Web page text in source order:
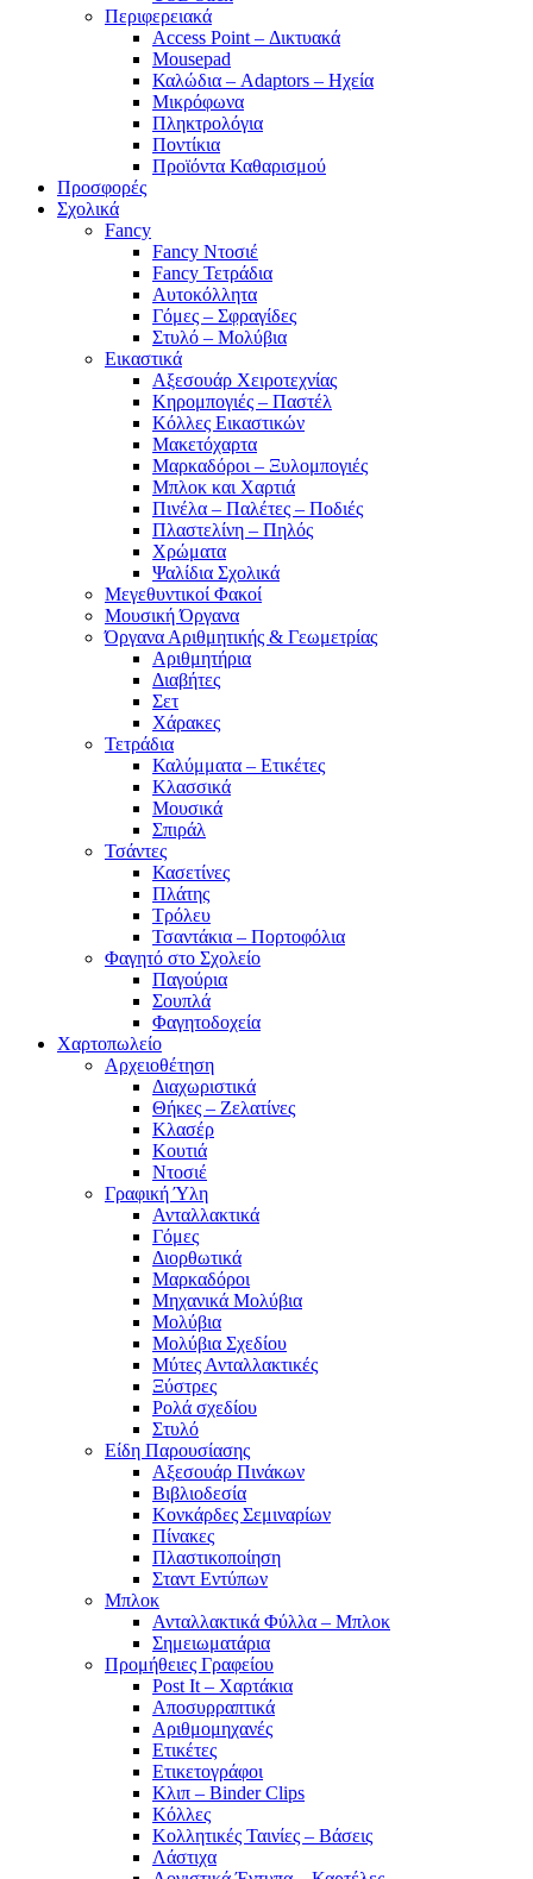
Περιφερειακά
Access Point – Δικτυακά
Mousepad
Καλώδια – Adaptors – Ηχεία
Μικρόφωνα
Πληκτρολόγια
Ποντίκια
Προϊόντα Καθαρισμού
Προσφορές
Σχολικά
Fancy
Fancy Ντοσιέ
Fancy Τετράδια
Αυτοκόλλητα
Γόμες – Σφραγίδες
Στυλό – Μολύβια
Εικαστικά
Αξεσουάρ Χειροτεχνίας
Κηρομπογιές – Παστέλ
Κόλλες Εικαστικών
Μακετόχαρτα
Μαρκαδόροι – Ξυλομπογιές
Μπλοκ και Χαρτιά
Πινέλα – Παλέτες – Ποδιές
Πλαστελίνη – Πηλός
Χρώματα
Ψαλίδια Σχολικά
Μεγεθυντικοί Φακοί
Μουσική Όργανα
Όργανα Αριθμητικής & Γεωμετρίας
Αριθμητήρια
Διαβήτες
Σετ
Χάρακες
Τετράδια
Καλύμματα – Ετικέτες
Κλασσικά
Μουσικά
Σπιράλ
Τσάντες
Κασετίνες
Πλάτης
Τρόλευ
Τσαντάκια – Πορτοφόλια
Φαγητό στο Σχολείο
Παγούρια
Σουπλά
Φαγητοδοχεία
Χαρτοπωλείο
Αρχειοθέτηση
Διαχωριστικά
Θήκες – Ζελατίνες
Κλασέρ
Κουτιά
Ντοσιέ
Γραφική Ύλη
Ανταλλακτικά
Γόμες
Διορθωτικά
Μαρκαδόροι
Μηχανικά Μολύβια
Μολύβια
Μολύβια Σχεδίου
Μύτες Ανταλλακτικές
Ξύστρες
Ρολά σχεδίου
Στυλό
Είδη Παρουσίασης
Αξεσουάρ Πινάκων
Βιβλιοδεσία
Κονκάρδες Σεμιναρίων
Πίνακες
Πλαστικοποίηση
Σταντ Εντύπων
Μπλοκ
Ανταλλακτικά Φύλλα – Μπλοκ
Σημειωματάρια
Προμήθειες Γραφείου
Post It – Χαρτάκια
Αποσυρραπτικά
Αριθμομηχανές
Ετικέτες
Ετικετογράφοι
Κλιπ – Binder Clips
Κόλλες
Κολλητικές Ταινίες – Βάσεις
Λάστιχα